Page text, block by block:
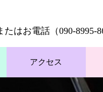
たはお電話（090-8995-
アクセス